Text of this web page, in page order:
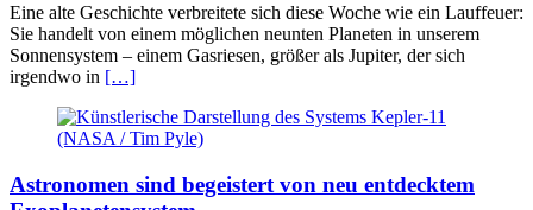
Eine alte Geschichte verbreitete sich diese Woche wie ein Lauffeuer:
Sie handelt von einem möglichen neunten Planeten in unserem
Sonnensystem – einem Gasriesen, größer als Jupiter, der sich
irgendwo in […]
Astronomen sind begeistert von neu entdecktem